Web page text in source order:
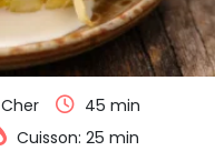
Cher
45 min
Cuisson: 25 min